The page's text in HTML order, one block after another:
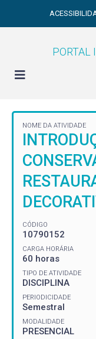
PORTAL
NOME DA ATIVIDADE
CÓDIGO
10790152
CARGA HORÁRIA
60 horas
TIPO DE ATIVIDADE
DISCIPLINA
PERIODICIDADE
Semestral
MODALIDADE
PRESENCIAL